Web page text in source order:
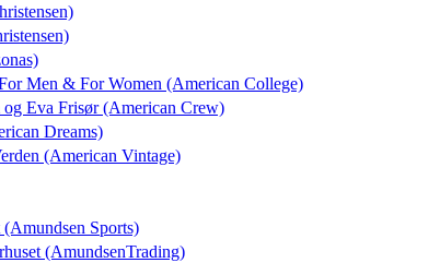
Men & For Women (American College)
Eva Frisør (American Crew)
Dreams)
(American Vintage)
Sports)
(AmundsenTrading)